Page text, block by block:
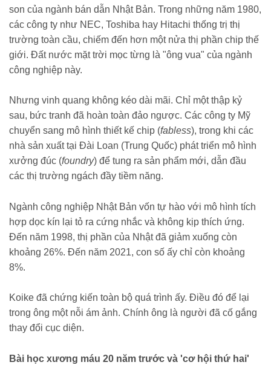
son của ngành bán dẫn Nhật Bản. Trong những năm 1980,
các công ty như NEC, Toshiba hay Hitachi thống trị thị
trường toàn cầu, chiếm đến hơn một nửa thị phần chip thế
giới. Đất nước mặt trời mọc từng là "ông vua" của ngành
công nghiệp này.
Nhưng vinh quang không kéo dài mãi. Chỉ một thập kỷ
sau, bức tranh đã hoàn toàn đảo ngược. Các công ty Mỹ
chuyển sang mô hình thiết kế chip (fabless), trong khi các
nhà sản xuất tại Đài Loan (Trung Quốc) phát triển mô hình
xưởng đúc (foundry) để tung ra sản phẩm mới, dẫn đầu
các thị trường ngách đầy tiềm năng.
Ngành công nghiệp Nhật Bản vốn tự hào với mô hình tích
hợp dọc kín lại tỏ ra cứng nhắc và không kịp thích ứng.
Đến năm 1998, thị phần của Nhật đã giảm xuống còn
khoảng 26%. Đến năm 2021, con số ấy chỉ còn khoảng
8%.
Koike đã chứng kiến toàn bộ quá trình ấy. Điều đó để lại
trong ông một nỗi ám ảnh. Chính ông là người đã cố gắng
thay đổi cục diện.
Bài học xương máu 20 năm trước và 'cơ hội thứ hai'